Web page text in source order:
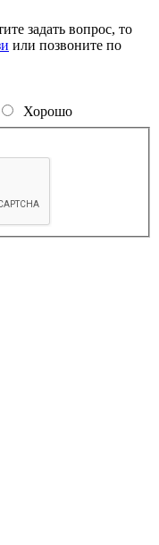
задать вопрос, то
или позвоните по
Хорошо